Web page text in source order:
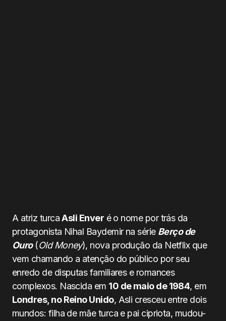
A atriz turcaAsli Enver é o nome por trás da
protagonista Nihal Baydemir na série Berço de
Ouro(Old Money), nova produção da Netflix que
vem chamando a atenção do público por seu
enredo de disputas familiares e romances
complexos. Nascida em 10 de maio de 1984, em
Londres, no Reino Unido, Asli cresceu entre dois
mundos: filha de mãe turca e pai cipriota, mudou-